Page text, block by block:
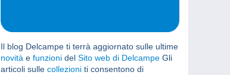
Il blog Delcampe ti terrà aggiornato sulle ultime
novità e funzioni del Sito web di Delcampe Gli
articoli sulle collezioni ti consentono di